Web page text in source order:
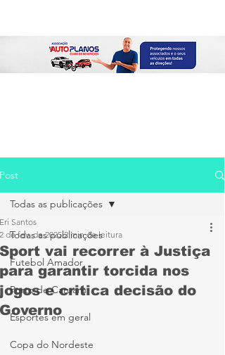
Post
Todas as publicações
Futebol Amador
Porto de Caruaru
Esportes em geral
Copa do Nordeste
Todas as publicações
Sport vai recorrer à Justiça
para garantir torcida nos
jogos e critica decisão do
Governo
Eri Santos
2 de fev. de 2025 2 min de leitura